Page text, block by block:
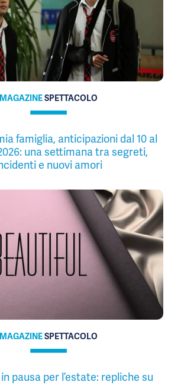
MAGAZINESPETTACOLO
famiglia, anticipazioni dal 10 al
una settimana tra segreti,
e nuovi amori
MAGAZINESPETTACOLO
pausa per l’estate: repliche su